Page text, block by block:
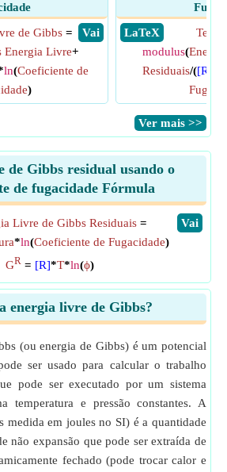
​ Vai
de Gibbs=
Energia Livre+
ln(Coeficiente de
)
​ LaTeX
modulus(
Residuais/([R]
​Ver mais >>
de Gibbs residual usando o
de fugacidade Fórmula
​Vai
Livre de Gibbs Residuais=
*ln(Coeficiente de Fugacidade)
GR = [R]*T*ln(ϕ)
energia livre de Gibbs?
(ou energia de Gibbs) é um potencial
ser usado para calcular o trabalho
pode ser executado por um sistema
temperatura e pressão constantes. A
medida em joules no SI) é a quantidade
não expansão que pode ser extraída de
fechado (pode trocar calor e